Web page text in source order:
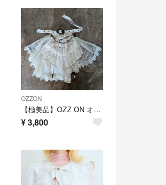
OZZON
【極美品】OZZ ON オッズオン 豪華総レース つけ襟 チョーカー ケープ 白
¥3,800